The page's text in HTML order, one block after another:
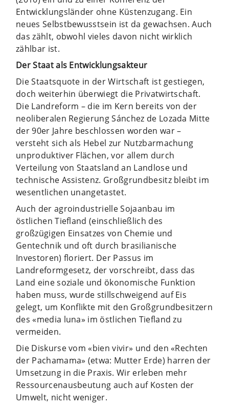
Entwicklungsländer ohne Küstenzugang. Ein
neues Selbstbewusstsein ist da gewachsen. Auch
das zählt, obwohl vieles davon nicht wirklich
zählbar ist.
Der Staat als Entwicklungsakteur
Die Staatsquote in der Wirtschaft ist gestiegen,
doch weiterhin überwiegt die Privatwirtschaft.
Die Landreform – die im Kern bereits von der
neoliberalen Regierung Sánchez de Lozada Mitte
der 90er Jahre beschlossen worden war –
versteht sich als Hebel zur Nutzbarmachung
unproduktiver Flächen, vor allem durch
Verteilung von Staatsland an Landlose und
technische Assistenz. Großgrundbesitz bleibt im
wesentlichen unangetastet.
Auch der agroindustrielle Sojaanbau im
östlichen Tiefland (einschließlich des
großzügigen Einsatzes von Chemie und
Gentechnik und oft durch brasilianische
Investoren) floriert. Der Passus im
Landreformgesetz, der vorschreibt, dass das
Land eine soziale und ökonomische Funktion
haben muss, wurde stillschweigend auf Eis
gelegt, um Konflikte mit den Großgrundbesitzern
des «media luna» im östlichen Tiefland zu
vermeiden.
Die Diskurse vom «bien vivir» und den «Rechten
der Pachamama» (etwa: Mutter Erde) harren der
Umsetzung in die Praxis. Wir erleben mehr
Ressourcenausbeutung auch auf Kosten der
Umwelt, nicht weniger.